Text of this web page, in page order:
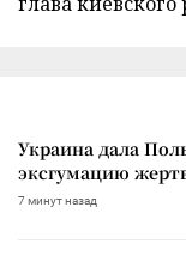
Украина дала
эксгумацию
7 минут назад